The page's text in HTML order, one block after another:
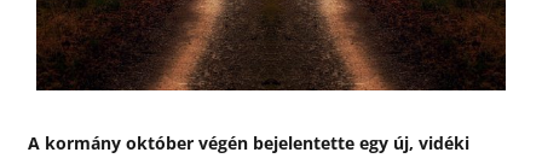
GDPR – ÁSZF
A kormány október végén bejelentette egy új, vidéki